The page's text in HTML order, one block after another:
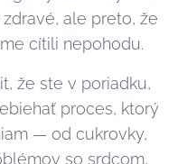
ale preto, že
cítili nepohodu.
že ste v poriadku,
proces, ktorý
— od cukrovky,
so srdcom,